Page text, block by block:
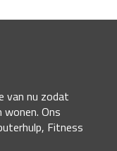
van nu zodat
wonen. Ons
Fitness